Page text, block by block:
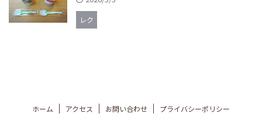
レク
ホーム アクセス お問い合わせ プライバシーポリシー